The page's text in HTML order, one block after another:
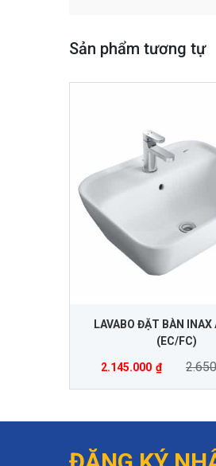
Sản phẩm tương tự
LAVABO ĐẶT BÀN
(EC/FC)
2.145.000 ₫